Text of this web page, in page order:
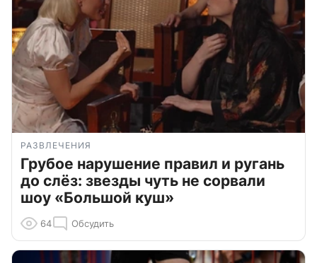
РАЗВЛЕЧЕНИЯ
Грубое нарушение правил и ругань
до слёз: звезды чуть не сорвали
шоу «Большой куш»
64 Обсудить